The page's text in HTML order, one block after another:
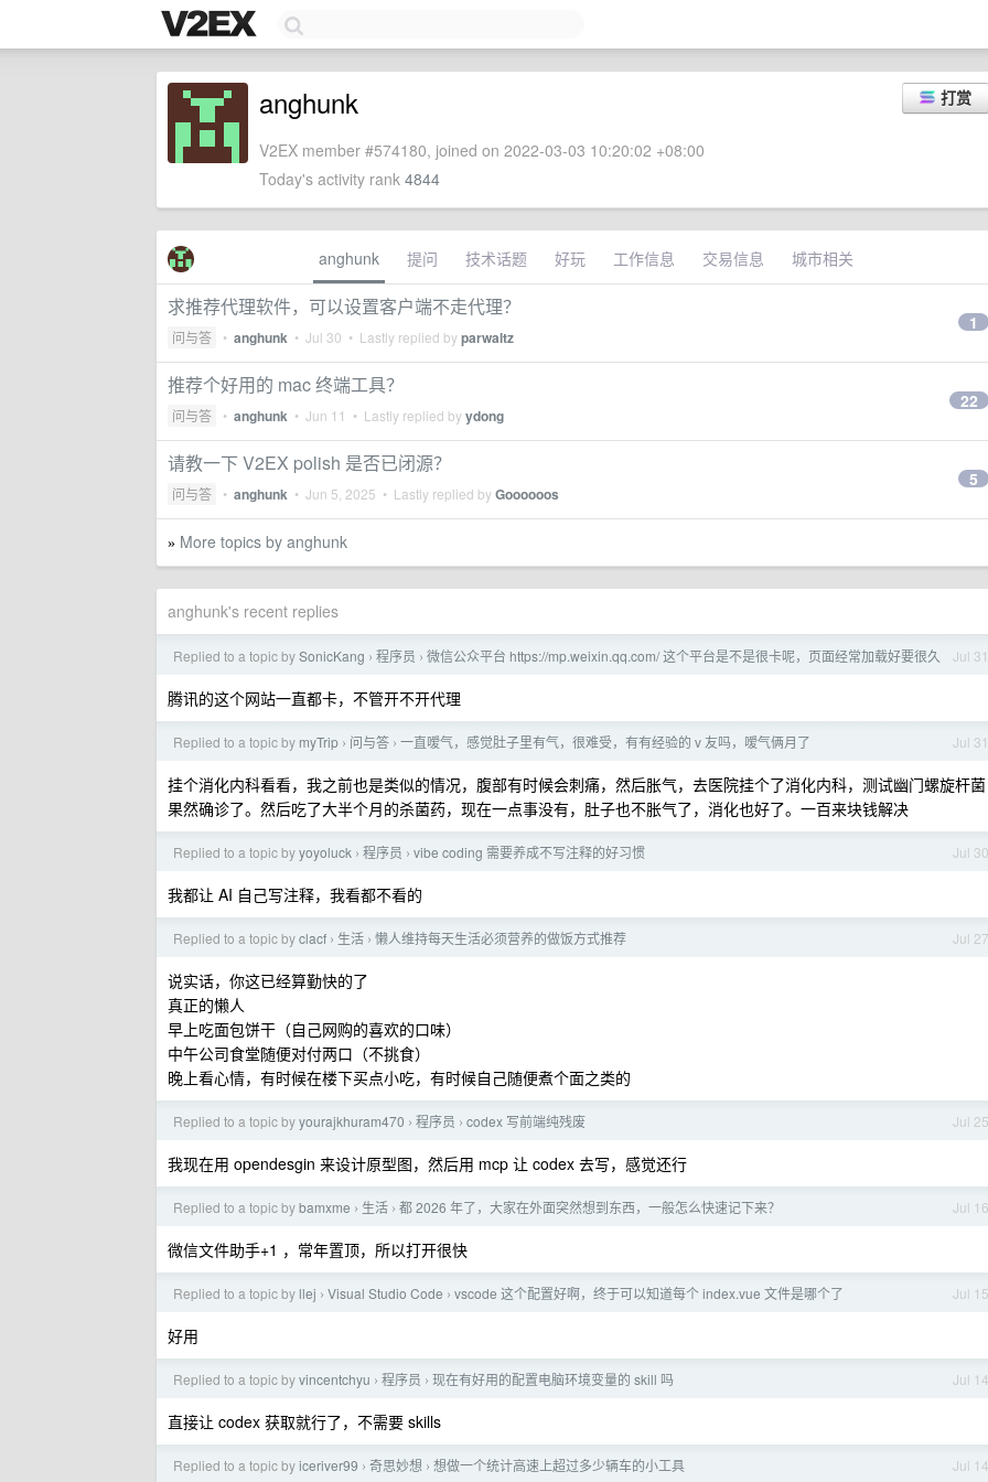
打赏
anghunk
V2EX member #574180, joined on 2022-03-03 10:20:02 +08:00
Today's activity rank 4844
anghunk 提问 技术话题 好玩 工作信息 交易信息 城市相关
求推荐代理软件，可以设置客户端不走代理？
问与答 • anghunk • Jul 30 • Lastly replied byparwaltz
1
推荐个好用的 mac 终端工具？
问与答 • anghunk • Jun 11 • Lastly replied byydong
22
请教一下 V2EX polish 是否已闭源？
问与答 • anghunk • Jun 5, 2025 • Lastly replied byGoooooos
5
» More topics by anghunk
anghunk's recent replies
Jul 31
Replied to a topic bySonicKang › 程序员 › 微信公众平台 https://mp.weixin.qq.com/ 这个平台是不是很卡呢，页面经常加载好要很久
腾讯的这个网站一直都卡，不管开不开代理
Jul 31
Replied to a topic by myTrip › 问与答 › 一直嗳气，感觉肚子里有气，很难受，有有经验的 v 友吗，嗳气俩月了
挂个消化内科看看，我之前也是类似的情况，腹部有时候会刺痛，然后胀气，去医院挂个了消化内科，测试幽门螺旋杆菌
果然确诊了。然后吃了大半个月的杀菌药，现在一点事没有，肚子也不胀气了，消化也好了。一百来块钱解决
Jul 30
Replied to a topic byyoyoluck › 程序员 › vibe coding 需要养成不写注释的好习惯
我都让 AI 自己写注释，我看都不看的
Jul 27
Replied to a topic byclacf › 生活 › 懒人维持每天生活必须营养的做饭方式推荐
说实话，你这已经算勤快的了
真正的懒人
早上吃面包饼干（自己网购的喜欢的口味）
中午公司食堂随便对付两口（不挑食）
晚上看心情，有时候在楼下买点小吃，有时候自己随便煮个面之类的
Jul 25
Replied to a topic byyourajkhuram470 › 程序员 › codex 写前端纯残废
我现在用 opendesgin 来设计原型图，然后用 mcp 让 codex 去写，感觉还行
Jul 16
Replied to a topic bybamxme › 生活 › 都 2026 年了，大家在外面突然想到东西，一般怎么快速记下来？
微信文件助手+1 ，常年置顶，所以打开很快
Jul 15
Replied to a topic by llej › Visual Studio Code › vscode 这个配置好啊，终于可以知道每个 index.vue 文件是哪个了
好用
Jul 14
Replied to a topic byvincentchyu › 程序员 › 现在有好用的配置电脑环境变量的 skill 吗
直接让 codex 获取就行了，不需要 skills
Jul 14
Replied to a topic byiceriver99 › 奇思妙想 › 想做一个统计高速上超过多少辆车的小工具